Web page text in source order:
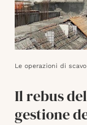
Le operazioni di
Il rebus
gestione